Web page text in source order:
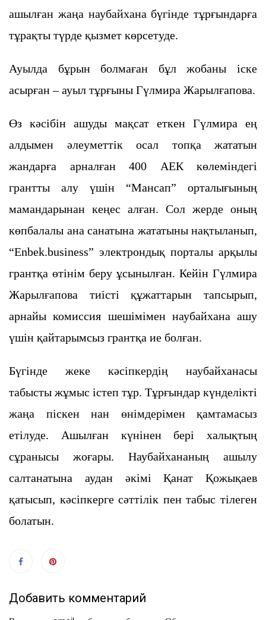
ашылған жаңа наубайхана бүгінде тұрғындарға
тұрақты түрде қызмет көрсетуде.
Ауылда бұрын болмаған бұл жобаны іске
асырған – ауыл тұрғыны Гүлмира Жарылғапова.
Өз кәсібін ашуды мақсат еткен Гүлмира ең
алдымен әлеуметтік осал топқа жататын
жандарға арналған 400 АЕК көлеміндегі
грантты алу үшін “Мансап” орталығының
мамандарынан кеңес алған. Сол жерде оның
көпбалалы ана санатына жататыны нақтыланып,
“Enbek.business” электрондық порталы арқылы
грантқа өтінім беру ұсынылған. Кейін Гүлмира
Жарылғапова тиісті құжаттарын тапсырып,
арнайы комиссия шешімімен наубайхана ашу
үшін қайтарымсыз грантқа ие болған.
Бүгінде жеке кәсіпкердің наубайханасы
табысты жұмыс істеп тұр. Тұрғындар күнделікті
жаңа піскен нан өнімдерімен қамтамасыз
етілуде. Ашылған күнінен бері халықтың
сұранысы жоғары. Наубайхананың ашылу
салтанатына аудан әкімі Қанат Қожықаев
қатысып, кәсіпкерге сәттілік пен табыс тілеген
болатын.
Добавить комментарий